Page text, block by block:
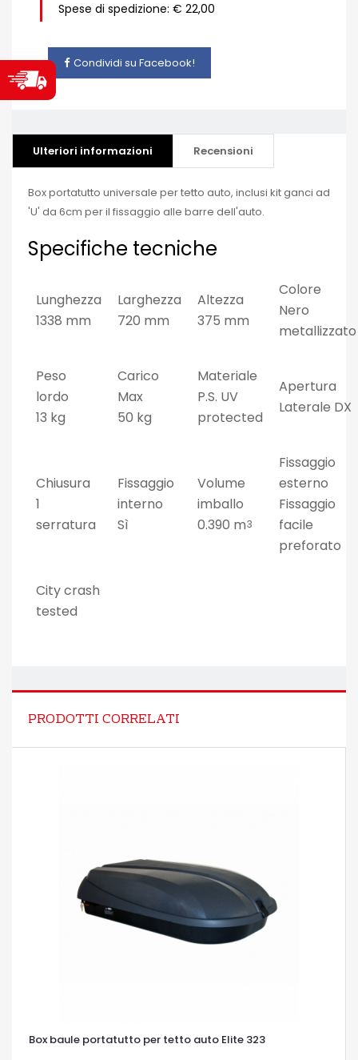
Spese di spedizione: € 22,00
Condividi su Facebook!
Ulteriori informazioni Recensioni
Box portatutto universale per tetto auto, inclusi kit ganci ad
'U' da 6cm per il fissaggio alle barre dell'auto.
Specifiche tecniche
Lunghezza
1338 mm
Larghezza
720 mm
Altezza
375 mm
Colore
Nero
metallizzato
Peso
lordo
13 kg
Carico
Max
50 kg
Materiale
P.S. UV
protected
Apertura
Laterale DX
Chiusura
1
serratura
Fissaggio
interno
Sì
Volume
imballo
0.390 m3
Fissaggio
esterno
Fissaggio
facile
preforato
City crash
tested
PRODOTTI CORRELATI
Box baule portatutto per tetto auto Elite 323